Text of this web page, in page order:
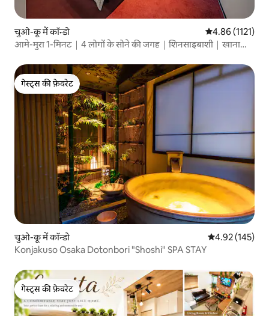
चुओ-कू में कॉन्डो औसत रेटिंग 5 में से
4.86 (1121)
आमे-मुरा 1-मिनट｜4 लोगों के सोने की जगह｜शिनसाइबाशी｜खाना
गेस्ट्स की फ़ेवरेट
गेस्ट्स की फ़ेवरेट
चुओ-कू में कॉन्डो औसत रेटिंग 5 में से
4.92 (145)
Konjakuso Osaka Dotonbori "Shoshi" SPA STAY
गेस्ट्स की फ़ेवरेट
गेस्ट्स की फ़ेवरेट